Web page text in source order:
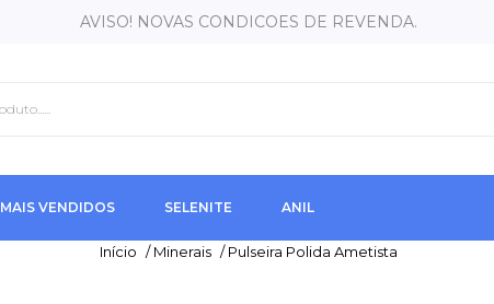
AVISO! NOVAS CONDICOES DE REVENDA.
MAIS VENDIDOS SELENITE ANIL
Início / Minerais / Pulseira Polida Ametista